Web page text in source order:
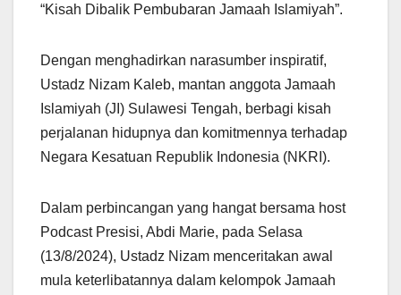
“Kisah Dibalik Pembubaran Jamaah Islamiyah”.
Dengan menghadirkan narasumber inspiratif,
Ustadz Nizam Kaleb, mantan anggota Jamaah
Islamiyah (JI) Sulawesi Tengah, berbagi kisah
perjalanan hidupnya dan komitmennya terhadap
Negara Kesatuan Republik Indonesia (NKRI).
Dalam perbincangan yang hangat bersama host
Podcast Presisi, Abdi Marie, pada Selasa
(13/8/2024), Ustadz Nizam menceritakan awal
mula keterlibatannya dalam kelompok Jamaah